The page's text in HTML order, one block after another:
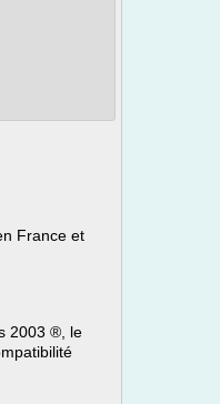
France et
2003 ®, le